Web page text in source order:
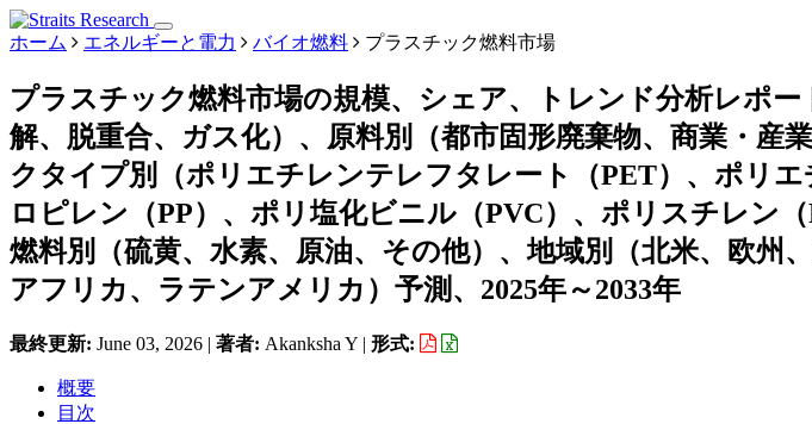
ホーム エネルギーと電力 バイオ燃料 プラスチック燃料市場
プラスチック燃料市場の規模、シェア、トレンド分析レポ
解、脱重合、ガス化）、原料別（都市固形廃棄物、商業・産
クタイプ別（ポリエチレンテレフタレート（PET）、ポリ
ロピレン（PP）、ポリ塩化ビニル（PVC）、ポリスチレン
燃料別（硫黄、水素、原油、その他）、地域別（北米、欧州
アフリカ、ラテンアメリカ）予測、2025年～2033年
最終更新: June 03, 2026 | 著者: Akanksha Y | 形式:
概要
目次